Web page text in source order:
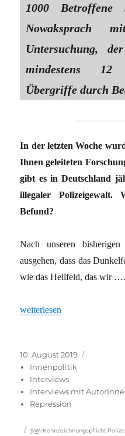
1000 Betroffene
Nowaksprach
Untersuchung,
mindestens 12
Übergriffe durch
In der letzten Woche
Ihnen geleiteten
gibt es in Deutschland
illegaler Polizeigewalt.
Befund?
Nach unseren
ausgehen, dass das
wie das Hellfeld, das wir ….
„Polizei sollte eine
weiterlesen
Veröffentlicht
am
10. August 2019
Innenpolitik
Interviews
Interviews mit
Repression
Schlagwörter
SW: Kennzeichnungspflicht